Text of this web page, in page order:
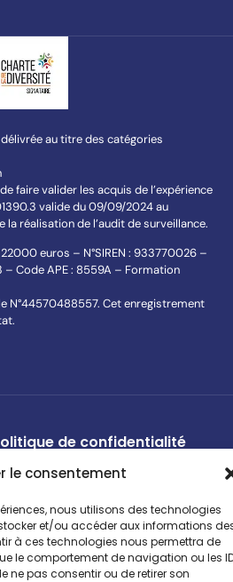
le consentement
nous utilisons des technologies
et/ou accéder aux informations
à ces technologies nous permettra de
le comportement de navigation ou les
ne pas consentir ou de retirer son
au titre des catégories
faire valider les acquis de l’expérience
valide du 09/09/2024 au
réalisation de l’audit de surveillance.
euros – N°SIREN : 933770026 –
– Code APE : 8559A – Formation
N°44570488557. Cet enregistrement
de confidentialité
légales
TOUS DROITS RÉSERVÉS -